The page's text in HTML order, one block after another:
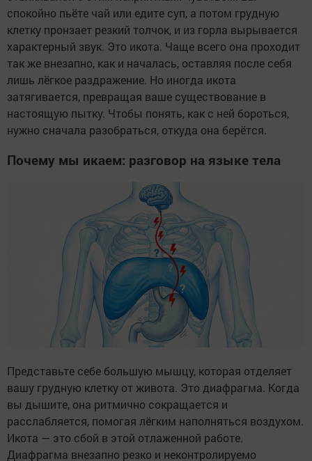
спокойно пьёте чай или едите суп, а потом грудную
клетку пронзает резкий толчок, и из горла вырывается
характерный звук. Это икота. Чаще всего она проходит
так же внезапно, как и началась, оставляя после себя
лишь лёгкое раздражение. Но иногда икота
затягивается, превращая ваше существование в
настоящую пытку. Чтобы понять, как с ней бороться,
нужно сначала разобраться, откуда она берётся.
Почему мы икаем: разговор на языке тела
Представьте себе большую мышцу, которая отделяет
вашу грудную клетку от живота. Это диафрагма. Когда
вы дышите, она ритмично сокращается и
расслабляется, помогая лёгким наполняться воздухом.
Икота — это сбой в этой отлаженной работе.
Диафрагма внезапно резко и неконтролируемо